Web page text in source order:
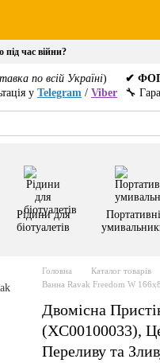
час війни?
по всій Україні)
у Telegram / Viber
✔
🔧
Рідини для
біотуалетів
Портативні
Головна Каталог товарів
Ванна Ravak Freedom W
Двомісна
(XC00100033),
Переливу та